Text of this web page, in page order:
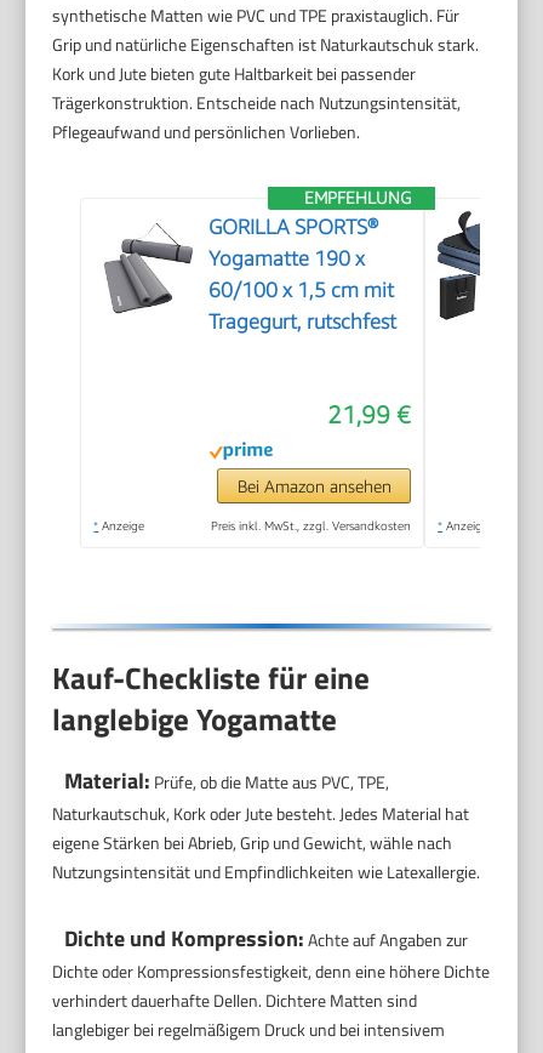
synthetische Matten wie PVC und TPE praxistauglich. Für
Grip und natürliche Eigenschaften ist Naturkautschuk stark.
Kork und Jute bieten gute Haltbarkeit bei passender
Trägerkonstruktion. Entscheide nach Nutzungsintensität,
Pflegeaufwand und persönlichen Vorlieben.
EMPFEHLUNG
GORILLA SPORTS®
Yogamatte 190 x
60/100 x 1,5 cm mit
Tragegurt, rutschfest
21,99 €
Bei Amazon ansehen
* Anzeige Preis inkl. MwSt., zzgl. Versandkosten * Anzeige
Kauf-Checkliste für eine
langlebige Yogamatte
Material: Prüfe, ob die Matte aus PVC, TPE,
Naturkautschuk, Kork oder Jute besteht. Jedes Material hat
eigene Stärken bei Abrieb, Grip und Gewicht, wähle nach
Nutzungsintensität und Empfindlichkeiten wie Latexallergie.
Dichte und Kompression:Achte auf Angaben zur
Dichte oder Kompressionsfestigkeit, denn eine höhere Dichte
verhindert dauerhafte Dellen. Dichtere Matten sind
langlebiger bei regelmäßigem Druck und bei intensivem